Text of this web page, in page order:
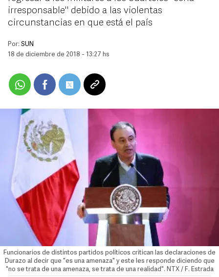
irresponsable" debido a las violentas
circunstancias en que está el país
Por: SUN
18 de diciembre de 2018 - 13:27 hs
Funcionarios de distintos partidos políticos critican las declaraciones de
Durazo al decir que "es una amenaza" y este les responde diciendo que
"no se trata de una amenaza, se trata de una realidad". NTX / F. Estrada